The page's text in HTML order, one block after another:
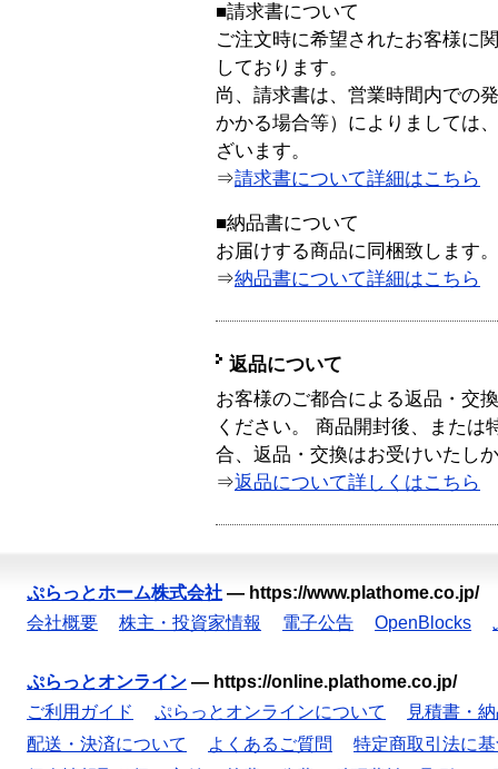
■請求書について
ご注文時に希望されたお客様に
しております。
尚、請求書は、営業時間内での
かかる場合等）によりましては
ざいます。
⇒請求書について詳細はこちら
■納品書について
お届けする商品に同梱致します。
⇒納品書について詳細はこちら
返品について
お客様のご都合による返品・交
ください。 商品開封後、または
合、返品・交換はお受けいたし
⇒返品について詳しくはこちら
ぷらっとホーム株式会社 — https://www.plathome.co.jp/
会社概要
株主・投資家情報 電子公告 OpenBlocks
ぷらっとオンライン — https://online.plathome.co.jp/
ご利用ガイド
ぷらっとオンラインについて
見積書・
配送・決済について
よくあるご質問
特定商取引法に